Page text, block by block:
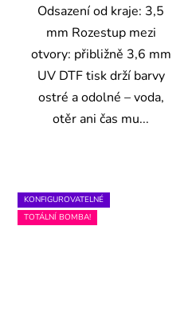
Odsazení od kraje: 3,5
mm Rozestup mezi
otvory: přibližně 3,6 mm
UV DTF tisk drží barvy
ostré a odolné – voda,
otěr ani čas mu...
KONFIGUROVATELNÉ
TOTÁLNÍ BOMBA!